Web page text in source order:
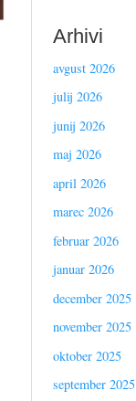
Arhivi
avgust 2026
julij 2026
junij 2026
maj 2026
april 2026
marec 2026
februar 2026
januar 2026
december 2025
november 2025
oktober 2025
september 2025